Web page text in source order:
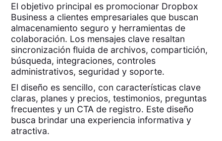
El objetivo principal es promocionar Dropbox
Business a clientes empresariales que buscan
almacenamiento seguro y herramientas de
colaboración. Los mensajes clave resaltan
sincronización fluida de archivos, compartición,
búsqueda, integraciones, controles
administrativos, seguridad y soporte.
El diseño es sencillo, con características clave
claras, planes y precios, testimonios, preguntas
frecuentes y un CTA de registro. Este diseño
busca brindar una experiencia informativa y
atractiva.